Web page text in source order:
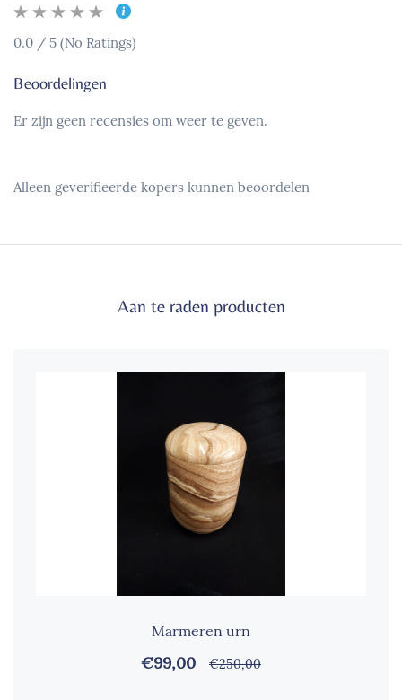
0.0 / 5 (No Ratings)
Beoordelingen
Er zijn geen recensies om weer te geven.
Alleen geverifieerde kopers kunnen beoordelen
Aan te raden producten
Marmeren urn
€99,00 €250,00